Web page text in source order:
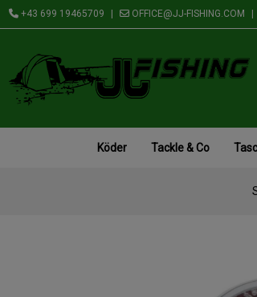
+43 699 19465709 OFFICE@JJ-FISHING.COM
Köder Tackle & Co